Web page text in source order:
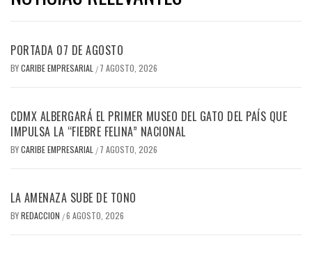
PORTADA 07 DE AGOSTO
BYCARIBE EMPRESARIAL / 7 AGOSTO, 2026
CDMX ALBERGARÁ EL PRIMER MUSEO DEL GATO DEL PAÍS QUE
IMPULSA LA “FIEBRE FELINA” NACIONAL
BYCARIBE EMPRESARIAL / 7 AGOSTO, 2026
LA AMENAZA SUBE DE TONO
BYREDACCION /6 AGOSTO, 2026